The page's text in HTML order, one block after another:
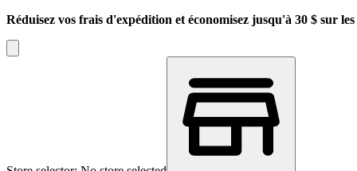
Réduisez vos frais d'expédition et économisez jusqu'à 30 $ sur